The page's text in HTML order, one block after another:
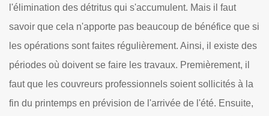
l'élimination des détritus qui s'accumulent. Mais il faut
savoir que cela n'apporte pas beaucoup de bénéfice que si
les opérations sont faites régulièrement. Ainsi, il existe des
périodes où doivent se faire les travaux. Premièrement, il
faut que les couvreurs professionnels soient sollicités à la
fin du printemps en prévision de l'arrivée de l'été. Ensuite,